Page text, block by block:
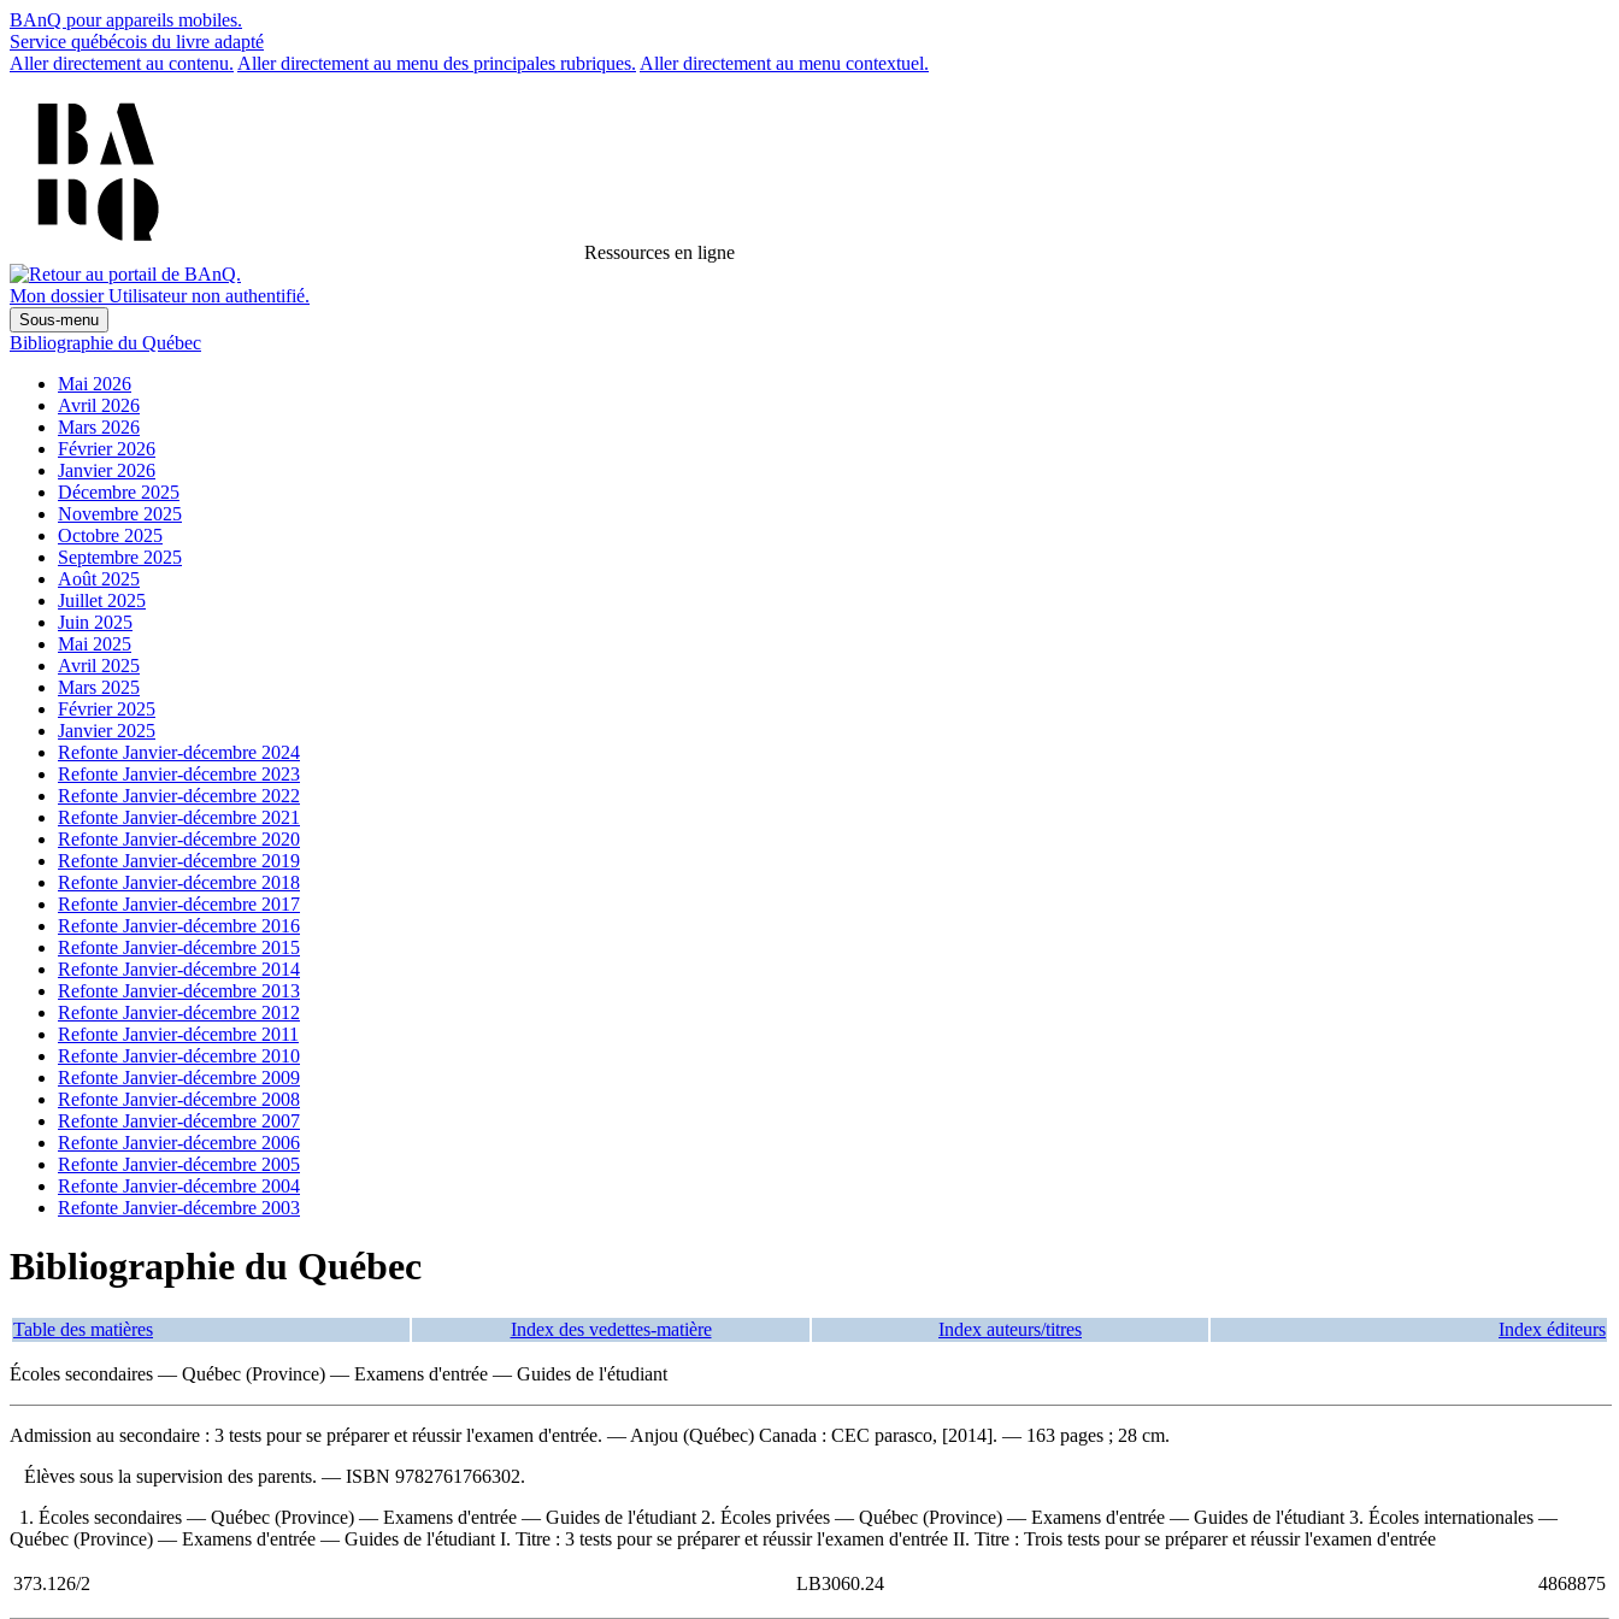
BAnQ pour appareils mobiles.
Service québécois du livre adapté
Aller directement au contenu. Aller directement au menu des principales rubriques. Aller directement au menu contextuel.
Ressources en ligne
Mon dossier Utilisateur non authentifié.
Sous-menu
Bibliographie du Québec
Mai 2026
Avril 2026
Mars 2026
Février 2026
Janvier 2026
Décembre 2025
Novembre 2025
Octobre 2025
Septembre 2025
Août 2025
Juillet 2025
Juin 2025
Mai 2025
Avril 2025
Mars 2025
Février 2025
Janvier 2025
Refonte Janvier-décembre 2024
Refonte Janvier-décembre 2023
Refonte Janvier-décembre 2022
Refonte Janvier-décembre 2021
Refonte Janvier-décembre 2020
Refonte Janvier-décembre 2019
Refonte Janvier-décembre 2018
Refonte Janvier-décembre 2017
Refonte Janvier-décembre 2016
Refonte Janvier-décembre 2015
Refonte Janvier-décembre 2014
Refonte Janvier-décembre 2013
Refonte Janvier-décembre 2012
Refonte Janvier-décembre 2011
Refonte Janvier-décembre 2010
Refonte Janvier-décembre 2009
Refonte Janvier-décembre 2008
Refonte Janvier-décembre 2007
Refonte Janvier-décembre 2006
Refonte Janvier-décembre 2005
Refonte Janvier-décembre 2004
Refonte Janvier-décembre 2003
Bibliographie du Québec
Table des matières Index des vedettes-matière Index auteurs/titres Index éditeurs
Écoles secondaires — Québec (Province) — Examens d'entrée — Guides de l'étudiant
Admission au secondaire : 3 tests pour se préparer et réussir l'examen d'entrée. — Anjou (Québec) Canada : CEC parasco, [2014]. — 163 pages ; 28 cm.
Élèves sous la supervision des parents. — ISBN 9782761766302.
1. Écoles secondaires — Québec (Province) — Examens d'entrée — Guides de l'étudiant 2. Écoles privées — Québec (Province) — Examens d'entrée — Guides de l'étudiant 3. Écoles internationales —
Québec (Province) — Examens d'entrée — Guides de l'étudiant I. Titre : 3 tests pour se préparer et réussir l'examen d'entrée II. Titre : Trois tests pour se préparer et réussir l'examen d'entrée
373.126/2 LB3060.24 4868875